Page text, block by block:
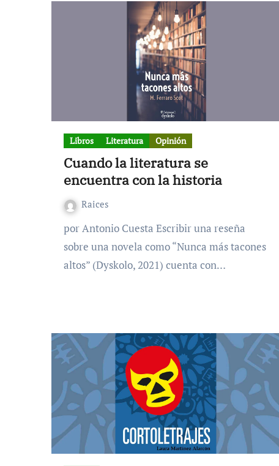
Libros Literatura Opinión
Cuando la literatura se
encuentra con la historia
Raices
por Antonio Cuesta Escribir una reseña
sobre una novela como “Nunca más tacones
altos” (Dyskolo, 2021) cuenta con…